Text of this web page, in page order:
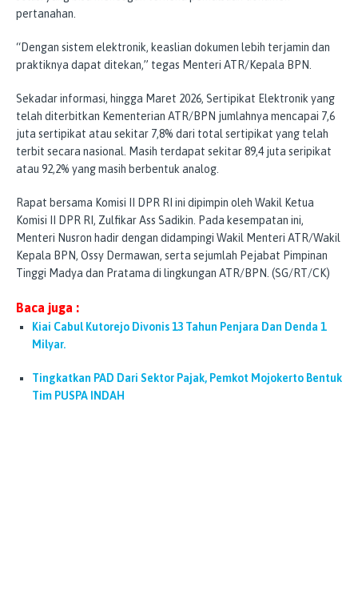
pertanahan.
“Dengan sistem elektronik, keaslian dokumen lebih terjamin dan
praktiknya dapat ditekan,” tegas Menteri ATR/Kepala BPN.
Sekadar informasi, hingga Maret 2026, Sertipikat Elektronik yang
telah diterbitkan Kementerian ATR/BPN jumlahnya mencapai 7,6
juta sertipikat atau sekitar 7,8% dari total sertipikat yang telah
terbit secara nasional. Masih terdapat sekitar 89,4 juta seripikat
atau 92,2% yang masih berbentuk analog.
Rapat bersama Komisi II DPR RI ini dipimpin oleh Wakil Ketua
Komisi II DPR RI, Zulfikar Ass Sadikin. Pada kesempatan ini,
Menteri Nusron hadir dengan didampingi Wakil Menteri ATR/Wakil
Kepala BPN, Ossy Dermawan, serta sejumlah Pejabat Pimpinan
Tinggi Madya dan Pratama di lingkungan ATR/BPN. (SG/RT/CK)
Baca juga :
Kiai Cabul Kutorejo Divonis 13 Tahun Penjara Dan Denda 1
Milyar.
Tingkatkan PAD Dari Sektor Pajak, Pemkot Mojokerto Bentuk
Tim PUSPA INDAH